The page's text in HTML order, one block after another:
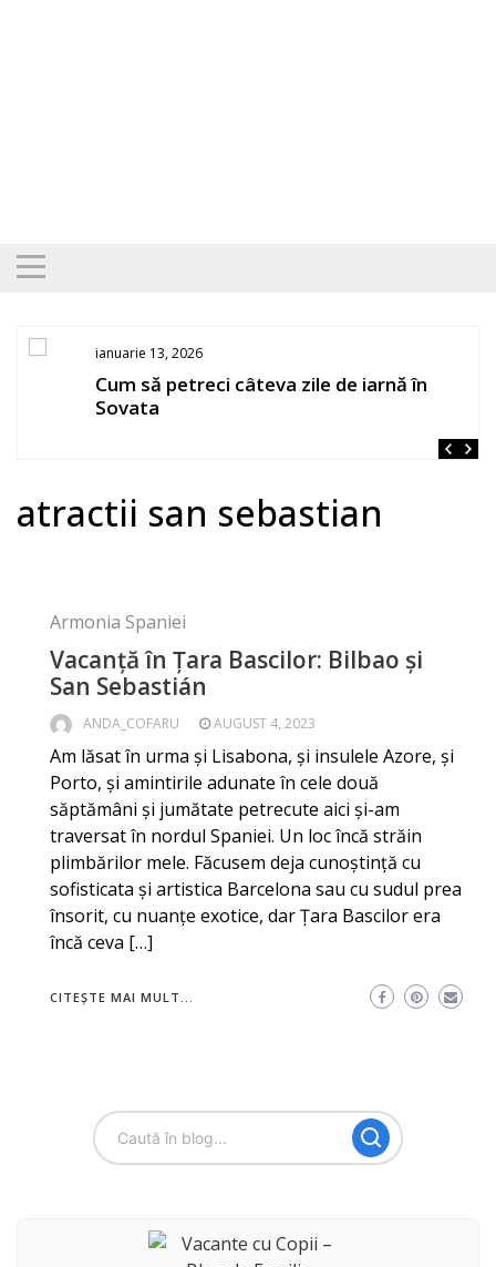
ianuarie 13, 2026
Cum să petreci câteva zile de iarnă în
Sovata
atractii san sebastian
Armonia Spaniei
Vacanță în Ţara Bascilor: Bilbao și
San Sebastián
ANDA_COFARU AUGUST 4, 2023
Am lăsat în urma și Lisabona, și insulele Azore, și
Porto, și amintirile adunate în cele două
săptămâni și jumătate petrecute aici și-am
traversat în nordul Spaniei. Un loc încă străin
plimbărilor mele. Făcusem deja cunoștință cu
sofisticata și artistica Barcelona sau cu sudul prea
însorit, cu nuanțe exotice, dar Țara Bascilor era
încă ceva […]
CITEȘTE MAI MULT...